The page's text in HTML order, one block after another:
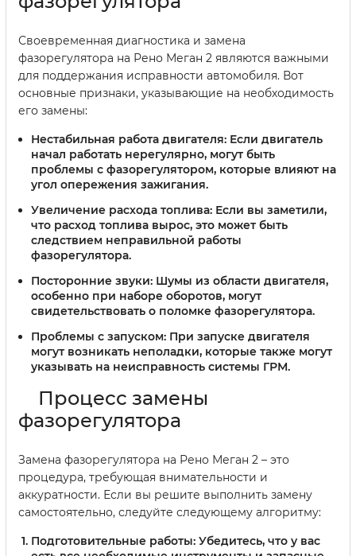
Своевременная диагностика и замена
фазорегулятора на Рено Меган 2 являются важными
для поддержания исправности автомобиля. Вот
основные признаки, указывающие на необходимость
его замены:
Нестабильная работа двигателя: Если двигатель
начал работать нерегулярно, могут быть
проблемы с фазорегулятором, которые влияют на
угол опережения зажигания.
Увеличение расхода топлива: Если вы заметили,
что расход топлива вырос, это может быть
следствием неправильной работы
фазорегулятора.
Посторонние звуки: Шумы из области двигателя,
особенно при наборе оборотов, могут
свидетельствовать о поломке фазорегулятора.
Проблемы с запуском: При запуске двигателя
могут возникать неполадки, которые также могут
указывать на неисправность системы ГРМ.
Процесс замены
фазорегулятора
Замена фазорегулятора на Рено Меган 2 – это
процедура, требующая внимательности и
аккуратности. Если вы решите выполнить замену
самостоятельно, следуйте следующему алгоритму:
Подготовительные работы: Убедитесь, что у вас